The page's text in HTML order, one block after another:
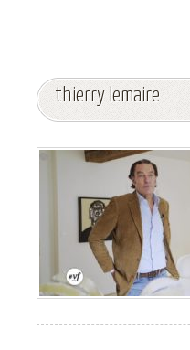
thierry lemaire